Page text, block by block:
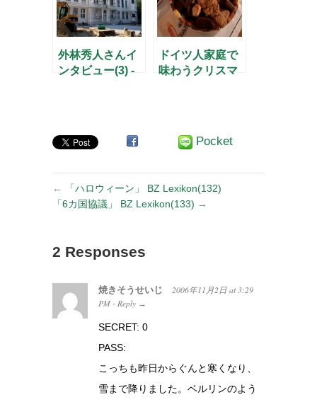
外林秀人さんイ
ンタビュー(3) -
ドイツ人家庭で
味わうクリスマ
Pocket
←
「ハロウィーン」 BZ Lexikon(132)
「6カ国協議」 BZ Lexikon(133) →
2 Responses
焼きそうせいじ 2006年11月2日 at 3:29
PM · Reply →
SECRET: 0
PASS:
こっちも昨日からぐんと寒くなり、
雪まで降りました。ベルリンのよう